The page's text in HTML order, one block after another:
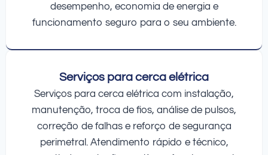
desempenho, economia de energia e
funcionamento seguro para o seu ambiente.
Serviços para cerca elétrica
Serviços para cerca elétrica com instalação,
manutenção, troca de fios, análise de pulsos,
correção de falhas e reforço de segurança
perimetral. Atendimento rápido e técnico,